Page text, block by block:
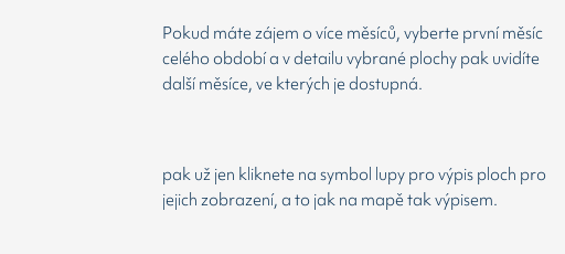
Pokud máte zájem o více měsíců, vyberte první měsíc
celého období a v detailu vybrané plochy pak uvidíte
další měsíce, ve kterých je dostupná.
pak už jen kliknete na symbol lupy pro výpis ploch pro
jejich zobrazení, a to jak na mapě tak výpisem.